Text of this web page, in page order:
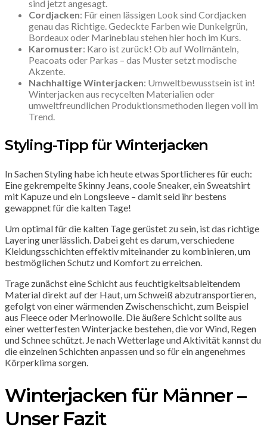
sind jetzt angesagt.
Cordjacken: Für einen lässigen Look sind Cordjacken
genau das Richtige. Gedeckte Farben wie Dunkelgrün,
Bordeaux oder Marineblau stehen hier hoch im Kurs.
Karomuster: Karo ist zurück! Ob auf Wollmänteln,
Peacoats oder Parkas – das Muster setzt modische
Akzente.
Nachhaltige Winterjacken: Umweltbewusstsein ist in!
Winterjacken aus recycelten Materialien oder
umweltfreundlichen Produktionsmethoden liegen voll im
Trend.
Styling-Tipp für Winterjacken
In Sachen Styling habe ich heute etwas Sportlicheres für euch:
Eine gekrempelte Skinny Jeans, coole Sneaker, ein Sweatshirt
mit Kapuze und ein Longsleeve – damit seid ihr bestens
gewappnet für die kalten Tage!
Um optimal für die kalten Tage gerüstet zu sein, ist das richtige
Layering unerlässlich. Dabei geht es darum, verschiedene
Kleidungsschichten effektiv miteinander zu kombinieren, um
bestmöglichen Schutz und Komfort zu erreichen.
Trage zunächst eine Schicht aus feuchtigkeitsableitendem
Material direkt auf der Haut, um Schweiß abzutransportieren,
gefolgt von einer wärmenden Zwischenschicht, zum Beispiel
aus Fleece oder Merinowolle. Die äußere Schicht sollte aus
einer wetterfesten Winterjacke bestehen, die vor Wind, Regen
und Schnee schützt. Je nach Wetterlage und Aktivität kannst du
die einzelnen Schichten anpassen und so für ein angenehmes
Körperklima sorgen.
Winterjacken für Männer –
Unser Fazit